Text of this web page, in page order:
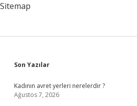
Sitemap
Sidebar
Son Yazılar
Kadının avret yerleri nerelerdir ?
Ağustos 7, 2026